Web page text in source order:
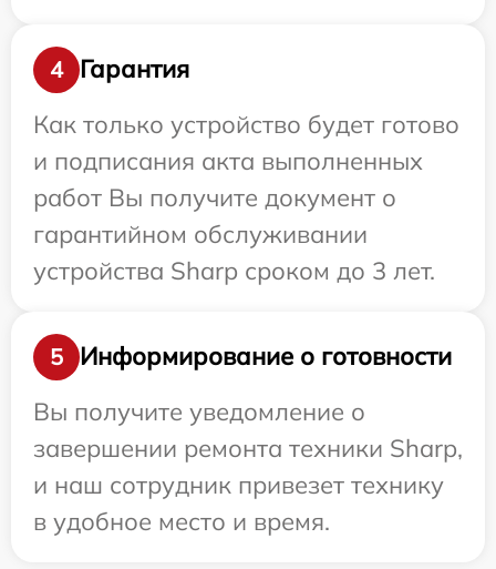
4
Гарантия
Как только устройство будет готово
и подписания акта выполненных
работ Вы получите документ о
гарантийном обслуживании
устройства Sharp сроком до 3 лет.
5
Информирование о готовности
Вы получите уведомление о
завершении ремонта техники Sharp,
и наш сотрудник привезет технику
в удобное место и время.